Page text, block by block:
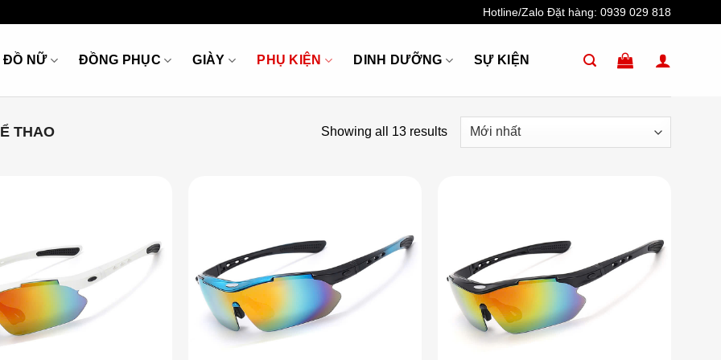
Hotline/Zalo Đặt hàng: 0939 029 818
ĐỒ NỮ ĐỒNG PHỤC GIÀY PHỤ KIỆN DINH DƯỠNG SỰ KIỆN
THAO Showing all 13 results